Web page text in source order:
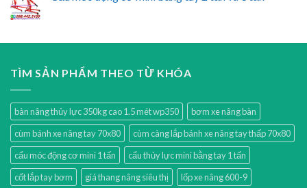
TÌM SẢN PHẨM THEO TỪ KHÓA
bàn nâng thủy lực 350kg cao 1.5 mét wp350
bơm xe nâng bàn
cùm bánh xe nâng tay 70x80
cùm càng lắp bánh xe nâng tay thấp 70x80
cẩu móc động cơ mini 1 tấn
cẩu thủy lực mini bằng tay 1 tấn
cốt lắp tay bơm
giá thang nâng siêu thị
lốp xe nâng 600-9